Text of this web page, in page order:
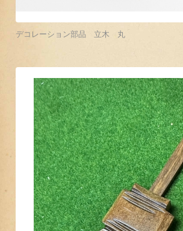
デコレーション部品 立木 丸